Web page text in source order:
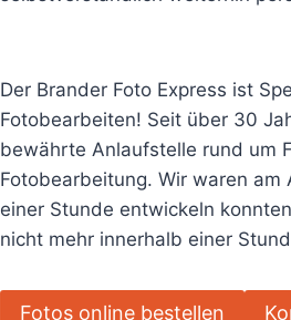
Der Brander Foto Express ist
Fotobearbeiten! Seit über 30
bewährte Anlaufstelle rund um
Fotobearbeitung. Wir waren am
einer Stunde entwickeln
nicht mehr innerhalb einer
Fotos online bestellen